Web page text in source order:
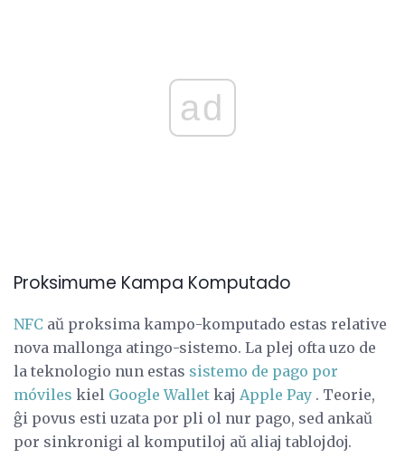
ad
Proksimume Kampa Komputado
NFC aŭ proksima kampo-komputado estas relative
nova mallonga atingo-sistemo. La plej ofta uzo de
la teknologio nun estas sistemo de pago por
móviles kiel Google Wallet kaj Apple Pay . Teorie,
ĝi povus esti uzata por pli ol nur pago, sed ankaŭ
por sinkronigi al komputiloj aŭ aliaj tablojdoj.